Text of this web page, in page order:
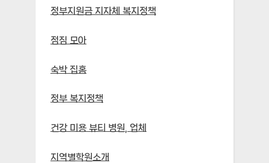
정부지원금 지자체 복지정책
점짐 모아
숙박 집홈
정부 복지정책
건강 미용 뷰티 병원, 업체
지역별학원소개